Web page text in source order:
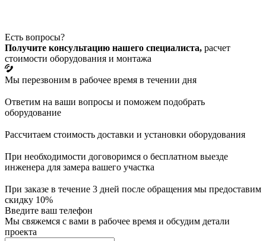
Есть вопросы?
Получите консультацию нашего специалиста, расчет
стоимости оборудования и монтажа
Мы перезвоним в рабочее время в течении дня
Ответим на ваши вопросы и поможем подобрать
оборудование
Рассчитаем стоимость доставки и установки оборудования
При необходимости договоримся о бесплатном выезде
инженера для замера вашего участка
При заказе в течение 3 дней после обращения мы предоставим
скидку 10%
Введите ваш телефон
Мы свяжемся с вами в рабочее время и обсудим детали
проекта